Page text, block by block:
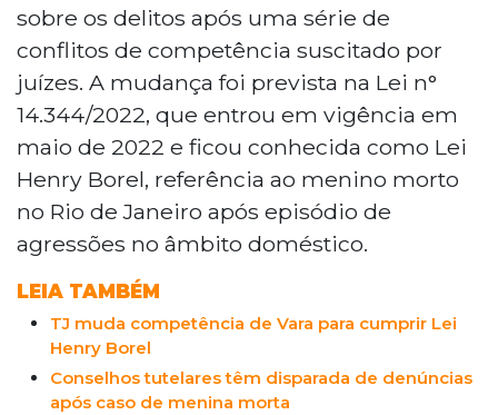
sobre os delitos após uma série de
conflitos de competência suscitado por
juízes. A mudança foi prevista na Lei n°
14.344/2022, que entrou em vigência em
maio de 2022 e ficou conhecida como Lei
Henry Borel, referência ao menino morto
no Rio de Janeiro após episódio de
agressões no âmbito doméstico.
LEIA TAMBÉM
TJ muda competência de Vara para cumprir Lei
Henry Borel
Conselhos tutelares têm disparada de denúncias
após caso de menina morta